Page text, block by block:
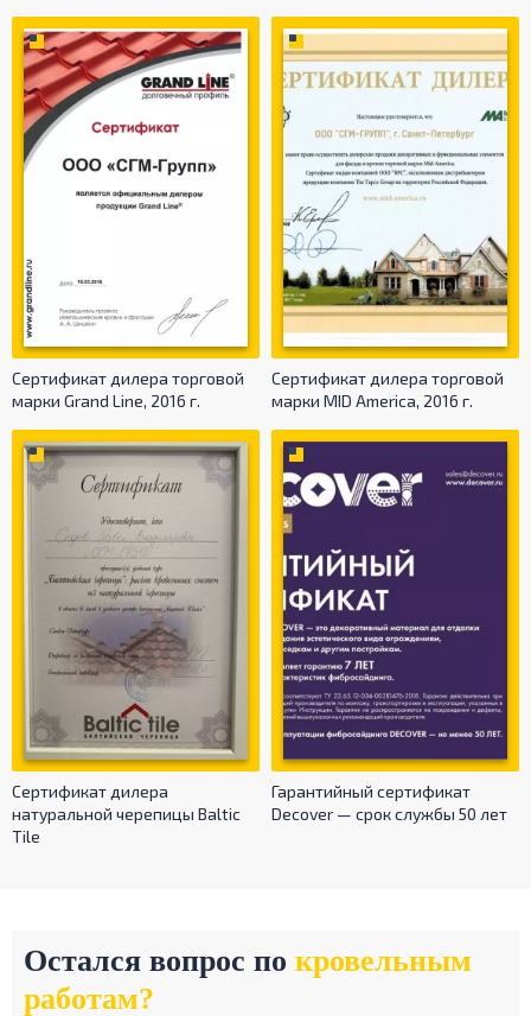
Сертификат дилера торговой
марки Grand Line, 2016 г.
Сертификат дилера торговой
марки MID America, 2016 г.
Сертификат дилера
натуральной черепицы Baltic
Tile
Гарантийный сертификат
Decover — срок службы 50 лет
Остался вопрос по кровельным
работам?